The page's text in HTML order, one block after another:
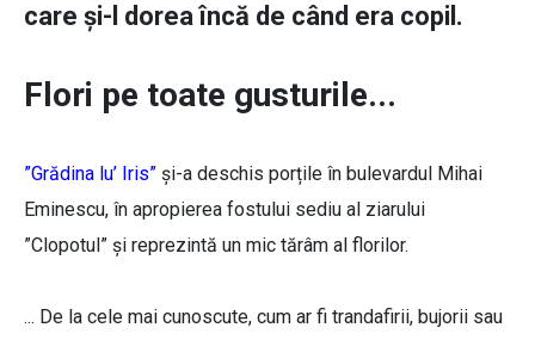
care și-l dorea încă de când era copil.
Flori pe toate gusturile...
”Grădina lu’ Iris” și-a deschis porțile în bulevardul Mihai
Eminescu, în apropierea fostului sediu al ziarului
”Clopotul” și reprezintă un mic tărâm al florilor.
... De la cele mai cunoscute, cum ar fi trandafirii, bujorii sau